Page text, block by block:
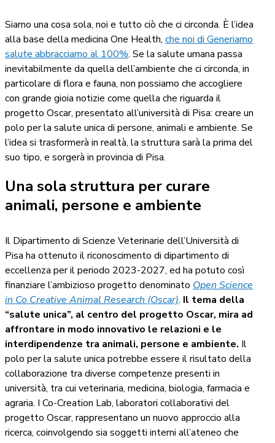
Siamo una cosa sola, noi e tutto ciò che ci circonda. È l’idea
alla base della medicina One Health, che noi di Generiamo
salute abbracciamo al 100%. Se la salute umana passa
inevitabilmente da quella dell’ambiente che ci circonda, in
particolare di flora e fauna, non possiamo che accogliere
con grande gioia notizie come quella che riguarda il
progetto Oscar, presentato all’università di Pisa: creare un
polo per la salute unica di persone, animali e ambiente. Se
l’idea si trasformerà in realtà, la struttura sarà la prima del
suo tipo, e sorgerà in provincia di Pisa.
Una sola struttura per curare
animali, persone e ambiente
Il Dipartimento di Scienze Veterinarie dell’Università di
Pisa ha ottenuto il riconoscimento di dipartimento di
eccellenza per il periodo 2023-2027, ed ha potuto così
finanziare l’ambizioso progetto denominato Open Science
in Co Creative Animal Research (Oscar). Il tema della
“salute unica”, al centro del progetto Oscar, mira ad
affrontare in modo innovativo le relazioni e le
interdipendenze tra animali, persone e ambiente. Il
polo per la salute unica potrebbe essere il risultato della
collaborazione tra diverse competenze presenti in
università, tra cui veterinaria, medicina, biologia, farmacia e
agraria. I Co-Creation Lab, laboratori collaborativi del
progetto Oscar, rappresentano un nuovo approccio alla
ricerca, coinvolgendo sia soggetti interni all’ateneo che